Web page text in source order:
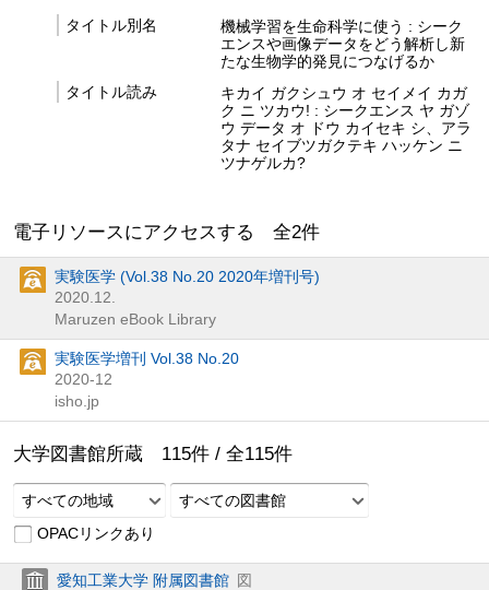
タイトル別名
機械学習を生命科学に使う : シーク
エンスや画像データをどう解析し新
たな生物学的発見につなげるか
タイトル読み
キカイ ガクシュウ オ セイメイ カガ
ク ニ ツカウ! : シークエンス ヤ ガゾ
ウ データ オ ドウ カイセキ シ、アラ
タナ セイブツガクテキ ハッケン ニ
ツナゲルカ?
電子リソースにアクセスする 全2件
実験医学 (Vol.38 No.20 2020年増刊号)
2020.12.
Maruzen eBook Library
実験医学増刊 Vol.38 No.20
2020-12
isho.jp
大学図書館所蔵 115件 / 全115件
すべての地域
すべての図書館
OPACリンクあり
愛知工業大学 附属図書館 図